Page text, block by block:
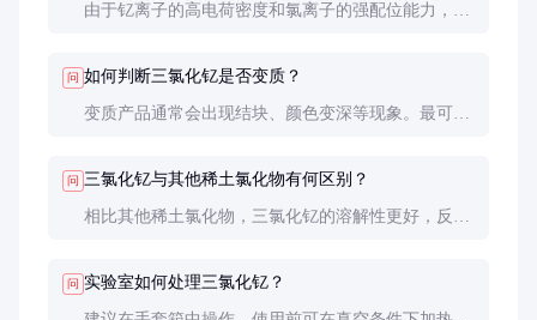
由于钇离子的高电荷密度和氯离子的强配位能力，三
问 如何判断三氯化钇是否变质？
变质产品通常会出现结块、颜色变深等现象。最可靠
问 三氯化钇与其他稀土氯化物有何区别？
相比其他稀土氯化物，三氯化钇的溶解性更好，反应
问 实验室如何处理三氯化钇？